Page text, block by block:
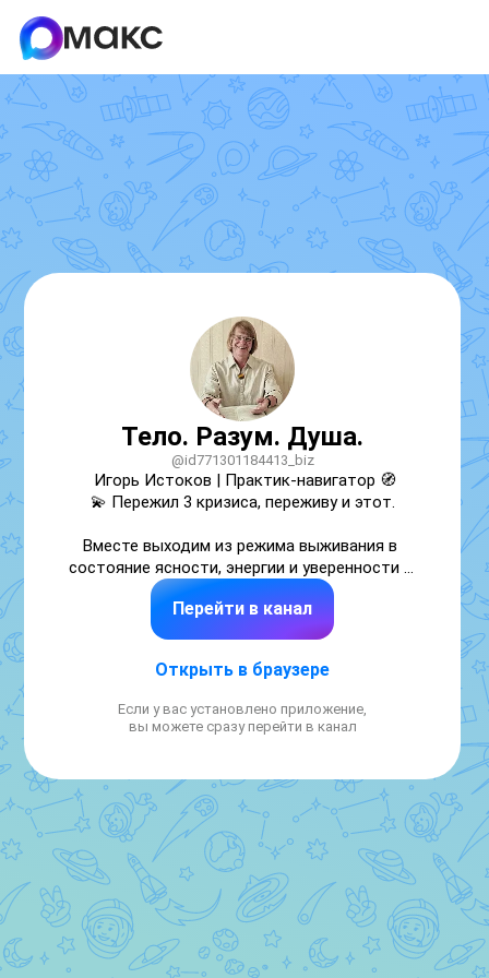
Тело. Разум. Душа.
@id771301184413_biz
Игорь Истоков | Практик-навигатор 🧭
💫 Пережил 3 кризиса, переживу и этот.
Вместе выходим из режима выживания в
состояние ясности, энергии и уверенности в
себе: настраиваем внутреннюю систему
Тело – Разум – Душа. 🛟
часу».
🎁 Начните с закрепа – пройдите тест и
Перейти в канал
Открыть в браузере
Если у вас установлено приложение,
вы можете сразу перейти в канал